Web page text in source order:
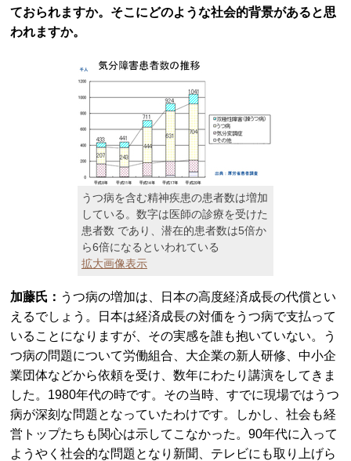
ておられますか。そこにどのような社会的背景があると思
われますか。
うつ病を含む精神疾患の患者数は増加
している。数字は医師の診療を受けた
患者数 であり、潜在的患者数は5倍か
ら6倍になるといわれている
拡大画像表示
加藤氏： うつ病の増加は、日本の高度経済成長の代償とい
えるでしょう。日本は経済成長の対価をうつ病で支払って
いることになりますが、その実感を誰も抱いていない。う
つ病の問題について労働組合、大企業の新人研修、中小企
業団体などから依頼を受け、数年にわたり講演をしてきま
した。1980年代の時です。その当時、すでに現場ではうつ
病が深刻な問題となっていたわけです。しかし、社会も経
営トップたちも関心は示してこなかった。90年代に入って
ようやく社会的な問題となり新聞、テレビにも取り上げら